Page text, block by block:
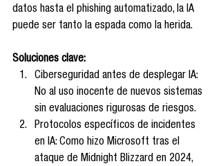
datos hasta el phishing automatizado, la IA
puede ser tanto la espada como la herida.
Soluciones clave:
Ciberseguridad antes de desplegar IA:
No al uso inocente de nuevos sistemas
sin evaluaciones rigurosas de riesgos.
Protocolos específicos de incidentes
en IA: Como hizo Microsoft tras el
ataque de Midnight Blizzard en 2024,